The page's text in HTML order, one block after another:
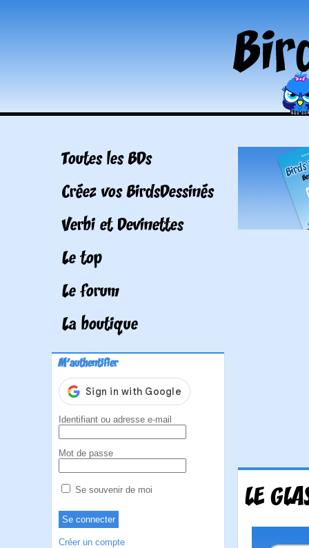
Toutes les BDs
Créez vos BirdsDessinés
Verbi et Devinettes
Le top
Le forum
La boutique
M'authentifier
Identifiant ou adresse e-mail
Mot de passe
Se souvenir de moi
Créer un compte
LE